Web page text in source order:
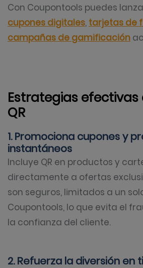
Con Coupontools puedes
cupones digitales, tarjetas de
campañas de gamificación
Estrategias
QR
1. Promociona cupones y
instantáneos
Incluye QR en productos y
directamente a ofertas
son seguros, limitados a un
Coupontools, lo que evita el
la confianza del cliente.
2. Refuerza la diversión en